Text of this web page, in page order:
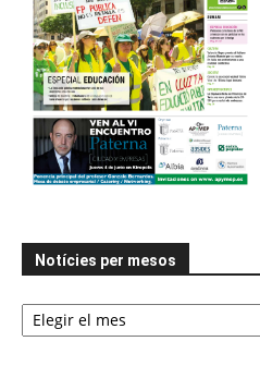
Notícies per mesos
Notícies
per